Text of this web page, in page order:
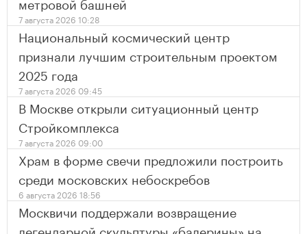
7 августа 2026 10:28
Национальный космический центр
признали лучшим строительным проектом
2025 года
7 августа 2026 09:45
В Москве открыли ситуационный центр
Стройкомплекса
7 августа 2026 09:00
Храм в форме свечи предложили построить
среди московских небоскребов
6 августа 2026 18:56
Москвичи поддержали возвращение
легендарной скульптуры «балерины» на